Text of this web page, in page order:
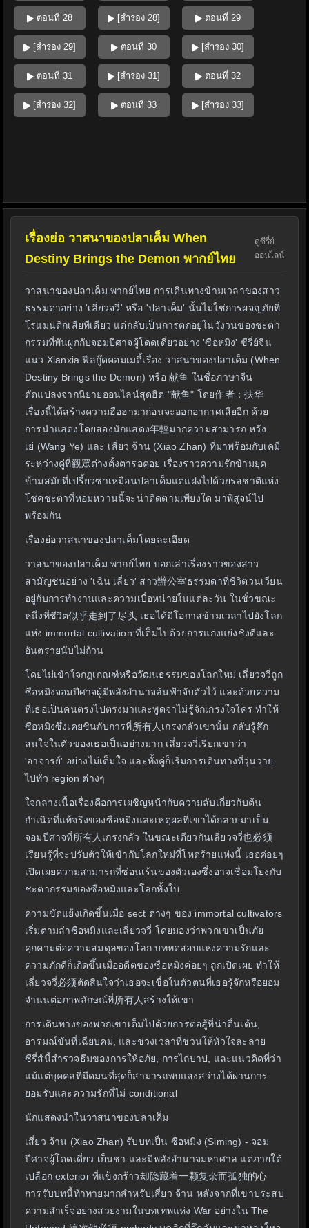
ตอนที่ 28 [สำรอง 28] ตอนที่ 29
[สำรอง 29] ตอนที่ 30 [สำรอง 30]
ตอนที่ 31 [สำรอง 31] ตอนที่ 32
[สำรอง 32] ตอนที่ 33 [สำรอง 33]
เรื่องย่อ วาสนาของปลาเค็ม When
Destiny Brings the Demon พากย์ไทย
ดูซีรี่ย์
ออนไลน์
วาสนาของปลาเค็ม พากย์ไทย การเดินทางข้ามเวลาของสาว
ธรรมดาอย่าง 'เลี่ยวจวี่' หรือ 'ปลาเค็ม' นั้นไม่ใช่การผจญภัยที่
โรแมนติกเสียทีเดียว แต่กลับเป็นการตกอยู่ในวังวนของชะตา
กรรมที่พันผูกกับจอมปีศาจผู้โดดเดี่ยวอย่าง 'ซือหมิง' ซีรี่ย์จีน
แนว Xianxia ฟีลกู๊ดคอมเมดี้เรื่อง วาสนาของปลาเค็ม (When
Destiny Brings the Demon) หรือ 献鱼 ในชื่อภาษาจีน
ดัดแปลงจากนิยายออนไลน์สุดฮิต "献鱼" โดย作者：扶华
เรื่องนี้ได้สร้างความฮือฮามาก่อนจะออกอากาศเสียอีก ด้วย
การนำแสดงโดยสองนักแสดง年輕มากความสามารถ หวัง
เย่ (Wang Ye) และ เสี่ยว จ้าน (Xiao Zhan) ที่มาพร้อมกับเคมี
ระหว่างคู่ที่觀眾ต่างตั้งตารอคอย เรื่องราวความรักข้ามยุค
ข้ามสมัยที่เปรี้ยวซ่าเหมือนปลาเค็มแต่แฝงไปด้วยรสชาติแห่ง
โชคชะตาที่หอมหวานนี้จะน่าติดตามเพียงใด มาพิสูจน์ไป
พร้อมกัน
เรื่องย่อวาสนาของปลาเค็มโดยละเอียด
วาสนาของปลาเค็ม พากย์ไทย บอกเล่าเรื่องราวของสาว
สามัญชนอย่าง 'เฉิน เลี่ยว' สาว辦公室ธรรมดาที่ชีวิตวนเวียน
อยู่กับการทำงานและความเบื่อหน่ายในแต่ละวัน ในชั่วขณะ
หนึ่งที่ชีวิต似乎走到了尽头 เธอได้มีโอกาสข้ามเวลาไปยังโลก
แห่ง immortal cultivation ที่เต็มไปด้วยการแก่งแย่งชิงดีและ
อันตรายนับไม่ถ้วน
โดยไม่เข้าใจกฏเกณฑ์หรือวัฒนธรรมของโลกใหม่ เลี่ยวจวี่ถูก
ซือหมิงจอมปีศาจผู้มีพลังอำนาจล้นฟ้าจับตัวไว้ และด้วยความ
ที่เธอเป็นคนตรงไปตรงมาและพูดจาไม่รู้จักเกรงใจใคร ทำให้
ซือหมิงซึ่งเคยชินกับการที่所有人เกรงกลัวเขานั้น กลับรู้สึก
สนใจในตัวของเธอเป็นอย่างมาก เลี่ยวจวี่เรียกเขาว่า
'อาจารย์' อย่างไม่เต็มใจ และทั้งคู่ก็เริ่มการเดินทางที่วุ่นวาย
ไปทั่ว region ต่างๆ
ใจกลางเนื้อเรื่องคือการเผชิญหน้ากับความลับเกี่ยวกับต้น
กำเนิดที่แท้จริงของซือหมิงและเหตุผลที่เขาได้กลายมาเป็น
จอมปีศาจที่所有人เกรงกลัว ในขณะเดียวกันเลี่ยวจวี่也必须
เรียนรู้ที่จะปรับตัวให้เข้ากับโลกใหม่ที่โหดร้ายแห่งนี้ เธอค่อยๆ
เปิดเผยความสามารถที่ซ่อนเร้นของตัวเองซึ่งอาจเชื่อมโยงกับ
ชะตากรรมของซือหมิงและโลกทั้งใบ
ความขัดแย้งเกิดขึ้นเมื่อ sect ต่างๆ ของ immortal cultivators
เริ่มตามล่าซือหมิงและเลี่ยวจวี่ โดยมองว่าพวกเขาเป็นภัย
คุกคามต่อความสมดุลของโลก บททดสอบแห่งความรักและ
ความภักดีก็เกิดขึ้นเมื่ออดีตของซือหมิงค่อยๆ ถูกเปิดเผย ทำให้
เลี่ยวจวี่必须ตัดสินใจว่าเธอจะเชื่อในตัวตนที่เธอรู้จักหรือยอม
จำนนต่อภาพลักษณ์ที่所有人สร้างให้เขา
การเดินทางของพวกเขาเต็มไปด้วยการต่อสู้ที่น่าตื่นเต้น,
อารมณ์ขันที่เฉียบคม, และช่วงเวลาที่ชวนให้หัวใจละลาย
ซีรี่ส์นี้สำรวจธีมของการให้อภัย, การไถ่บาป, และแนวคิดที่ว่า
แม้แต่บุคคลที่มืดมนที่สุดก็สามารถพบแสงสว่างได้ผ่านการ
ยอมรับและความรักที่ไม่ conditional
นักแสดงนำในวาสนาของปลาเค็ม
เสี่ยว จ้าน (Xiao Zhan) รับบทเป็น ซือหมิง (Siming) - จอม
ปีศาจผู้โดดเดี่ยว เย็นชา และมีพลังอำนาจมหาศาล แต่ภายใต้
เปลือก exterior ที่แข็งกร้าว却隐藏着一颗复杂而孤独的心
การรับบทนี้ท้าทายมากสำหรับเสี่ยว จ้าน หลังจากที่เขาประสบ
ความสำเร็จอย่างสวยงามในบทเทพแห่ง War อย่างใน The